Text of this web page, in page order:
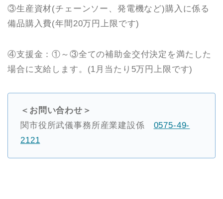
③生産資材(チェーンソー、発電機など)購入に係る
備品購入費(年間20万円上限です)
④支援金：①～③全ての補助金交付決定を満たした
場合に支給します。(1月当たり5万円上限です)
＜お問い合わせ＞
関市役所武儀事務所産業建設係 0575-49-
2121